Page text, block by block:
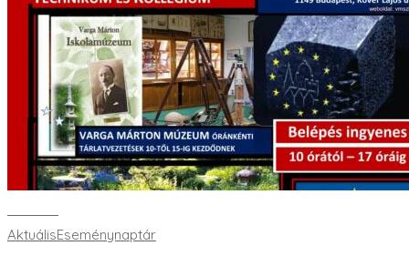
AktuálisEseménynaptár